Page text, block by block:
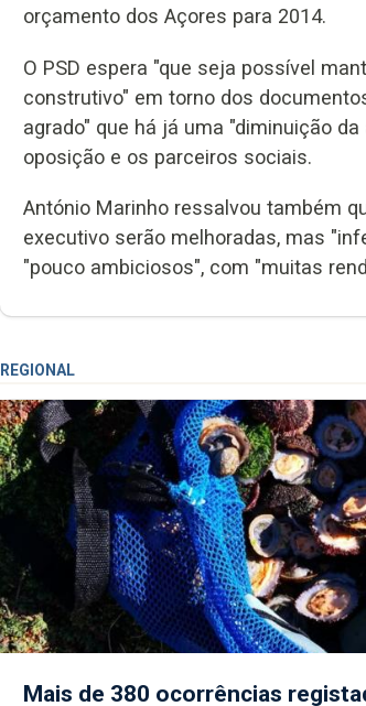
orçamento dos Açores para 2014.
O PSD espera "que seja possível
construtivo" em torno dos
agrado" que há já uma "diminuição
oposição e os parceiros sociais.
António Marinho ressalvou também
executivo serão melhoradas, mas
"pouco ambiciosos", com "muitas
REGIONAL
Mais de 380 ocorrências